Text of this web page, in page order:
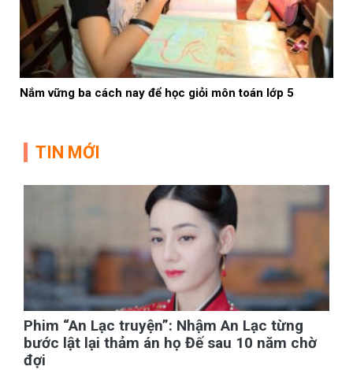
Nắm vững ba cách nay để học giỏi môn toán lớp 5
TIN MỚI
Phim “An Lạc truyện”: Nhậm An Lạc từng
bước lật lại thảm án họ Đế sau 10 năm chờ
đợi